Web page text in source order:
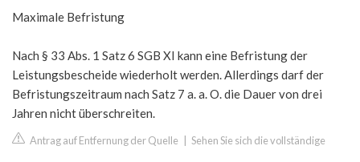
Maximale Befristung
Nach § 33 Abs. 1 Satz 6 SGB XI kann eine Befristung der
Leistungsbescheide wiederholt werden. Allerdings darf der
Befristungszeitraum nach Satz 7 a. a. O. die Dauer von drei
Jahren nicht überschreiten.
Antrag auf Entfernung der Quelle Sehen Sie sich die vollständige